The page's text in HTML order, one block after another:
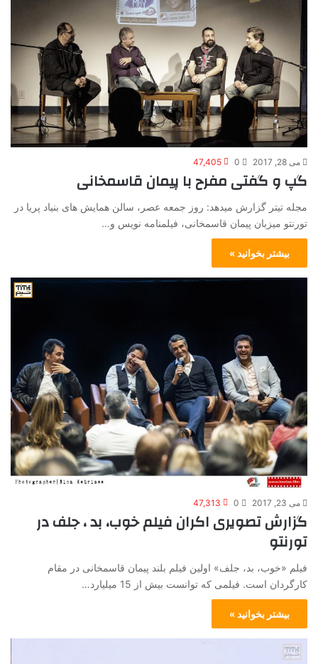
می 28, 2017 0
47,405
گپ و گفتی مفرح با پیمان قاسمخانی
مجله تیتر گزارش میدهد: روز جمعه عصر، سالن همایش های بنیاد پریا در
تورنتو میزبان پیمان قاسمخانی، فیلمنامه نویس و…
بیشتر بخوانید »
می 23, 2017 0
47,313
گزارش تصویری اکران فیلم خوب، بد ، جلف در
تورنتو
فیلم «خوب، بد، جلف» اولین فیلم بلند پیمان قاسمخانی در مقام
کارگردان است. فیلمی که توانست بیش از 15 میلیارد…
بیشتر بخوانید »